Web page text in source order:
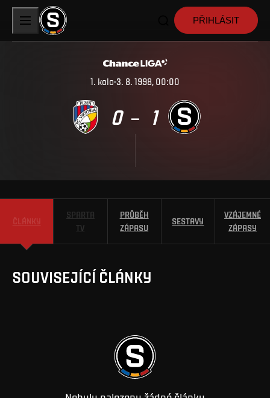
PŘIHLÁSIT
1. kolo 3. 8. 1998, 00:00
0 – 1
ČLÁNKY
SPARTA
TV
PRŮBĚH
ZÁPASU
SESTAVY
VZÁJEMNÉ
ZÁPASY
SOUVISEJÍCÍ ČLÁNKY